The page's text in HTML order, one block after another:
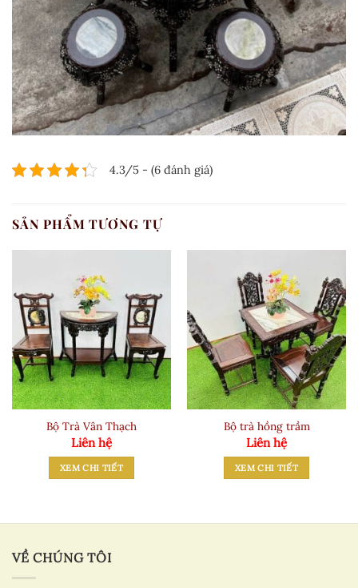
4.3/5 - (6 đánh giá)
SẢN PHẨM TƯƠNG TỰ
Bộ Trà Vân Thạch
Liên hệ
XEM CHI TIẾT
Bộ trà hồng trầm
Liên hệ
XEM CHI TIẾT
VỀ CHÚNG TÔI